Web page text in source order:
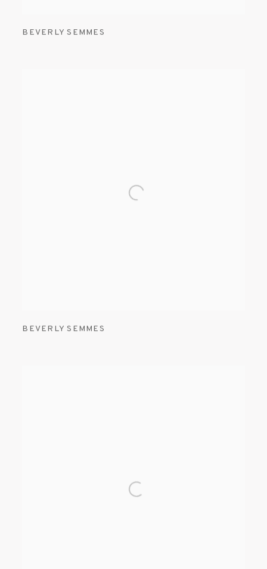
BEVERLY SEMMES
BEVERLY SEMMES